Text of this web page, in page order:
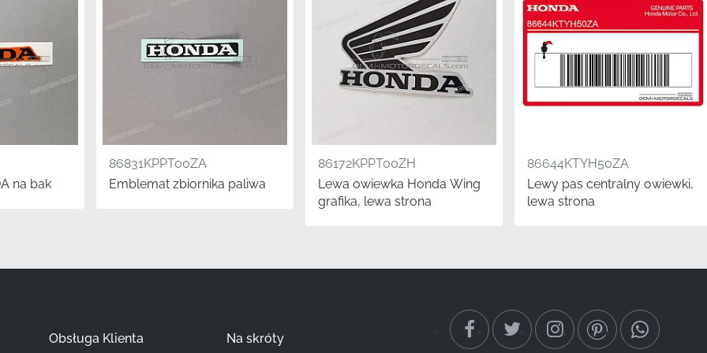
86173KTYH50ZA
Honda
Zbiornik paliwa, prawa strona*
Pasek
Odporna na paliwo naklejka winylowa
jakość oznacza, że wszystkie komponenty są pozyskiwane za pośrednictwem
na bak
86831KPPT00ZA
Emblemat zbiornika paliwa
86172KPPT00ZH
Lewa owiewka Honda Wing
grafika, lewa strona
86644KTYH50ZA
Lewy pas centralny owiewki,
lewa strona
Obsługa Klienta Na skróty